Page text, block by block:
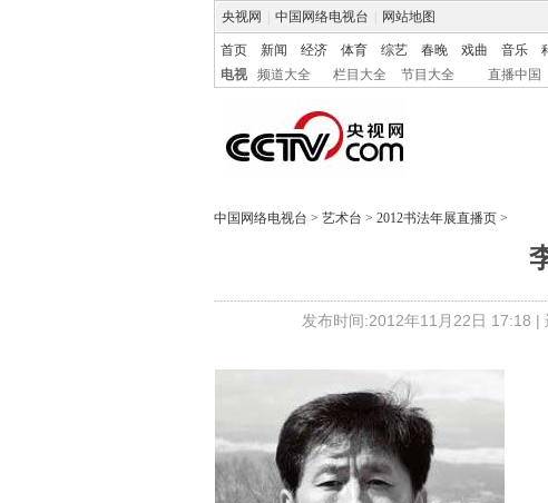
央视网 中国网络电视台 网站地图
首页 新闻 经济 体育 综艺 春晚 戏曲 音乐
电视
频道大全 栏目大全 节目大全 直播中国
中国网络电视台 > 艺术台 > 2012书法年展直播页 >
发布时间:2012年11月22日 17:18 |